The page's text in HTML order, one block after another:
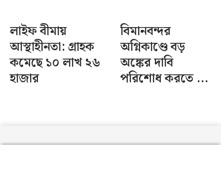
লাইফ বীমায়
আস্থাহীনতা: গ্রাহক
কমেছে ১০ লাখ ২৬
হাজার
বিমানবন্দর
অগ্নিকাণ্ডে বড়
অঙ্কের দাবি
পরিশোধ করতে ...